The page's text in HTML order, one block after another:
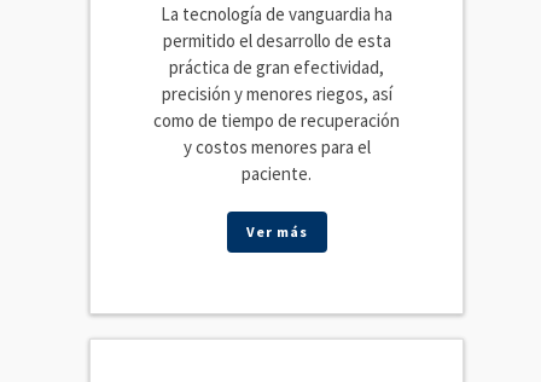
La tecnología de vanguardia ha
permitido el desarrollo de esta
práctica de gran efectividad,
precisión y menores riegos, así
como de tiempo de recuperación
y costos menores para el
paciente.
Ver más